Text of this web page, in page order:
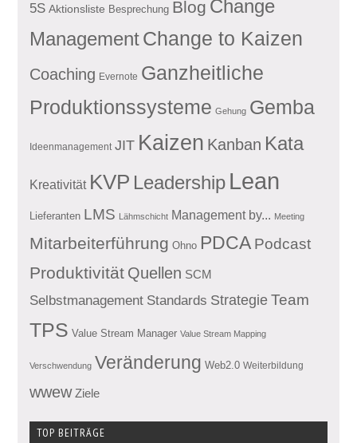
5S Aktionsliste Besprechung Blog Change
ManagementChange to Kaizen
Coaching Evernote Ganzheitliche
Produktionssysteme Gehung Gemba
Ideenmanagement JIT Kaizen Kanban Kata
Kreativität KVP Leadership Lean
Lieferanten LMS Lähmschicht Management by... Meeting
Mitarbeiterführung Ohno PDCA Podcast
Produktivität Quellen SCM
Selbstmanagement Standards Strategie Team
TPS Value Stream Manager Value Stream Mapping
Verschwendung Veränderung Web2.0 Weiterbildung
wwew Ziele
TOP BEITRÄGE